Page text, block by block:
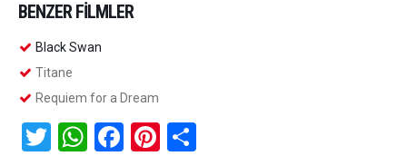
BENZER FILMLER
Black Swan
Titane
Requiem for a Dream
T
W
F
Pi